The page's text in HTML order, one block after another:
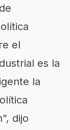
el
es la
la
dijo